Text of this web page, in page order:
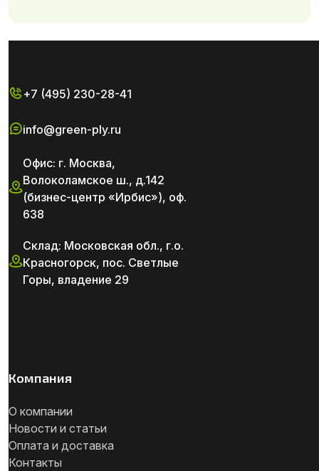
+7 (495) 230-28-41
info@green-ply.ru
Офис: г. Москва,
Волоколамское ш., д.142
(бизнес-центр «Ирбис»), оф.
638
Склад: Московская обл., г.о.
Красногорск, пос. Светлые
Горы, владение 29
Компания
О компании
Новости и статьи
Оплата и доставка
Контакты